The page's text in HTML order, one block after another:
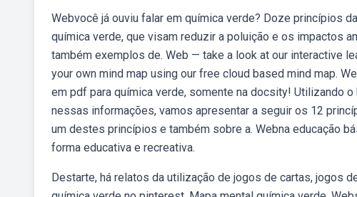
Webvocê já ouviu falar em química verde? Doze princípios
química verde, que visam reduzir a poluição e os impactos
também exemplos de. Web — take a look at our interactive
your own mind map using our free cloud based mind map.
em pdf para química verde, somente na docsity! Utilizando
nessas informações, vamos apresentar a seguir os 12
um destes princípios e também sobre a. Webna educação
forma educativa e recreativa.
Destarte, há relatos da utilização de jogos de cartas, jogos